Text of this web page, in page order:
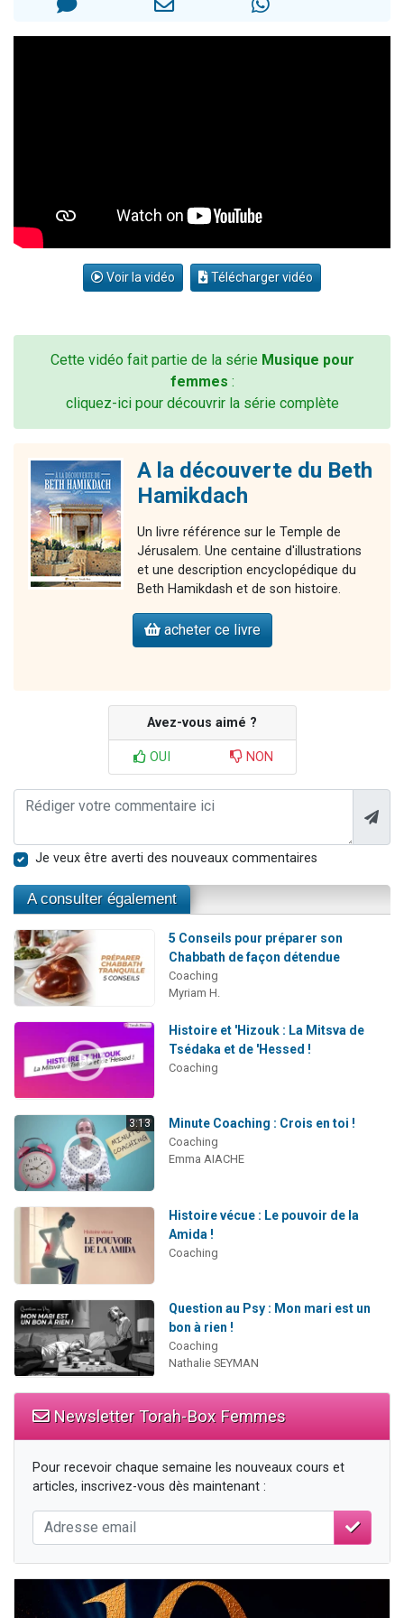
Il reste 49 places pour étudier en groupe sur Zoom
Voir la vidéo Télécharger vidéo
Cette vidéo fait partie de la série Musique pour
femmes :
cliquez-ici pour découvrir la série complète
A la découverte du Beth
Hamikdach
Un livre référence sur le Temple de
Jérusalem. Une centaine d'illustrations
et une description encyclopédique du
Beth Hamikdash et de son histoire.
acheter ce livre
Avez-vous aimé ?
OUI NON
Je veux être averti des nouveaux commentaires
A consulter également
5 Conseils pour préparer son
Chabbath de façon détendue
Coaching
Myriam H.
Histoire et 'Hizouk : La Mitsva de
Tsédaka et de 'Hessed !
Coaching
3:13 Minute Coaching : Crois en toi !
Coaching
Emma AIACHE
Histoire vécue : Le pouvoir de la
Amida !
Coaching
Question au Psy : Mon mari est un
bon à rien !
Coaching
Nathalie SEYMAN
Newsletter Torah-Box Femmes
Pour recevoir chaque semaine les nouveaux cours et
articles, inscrivez-vous dès maintenant :